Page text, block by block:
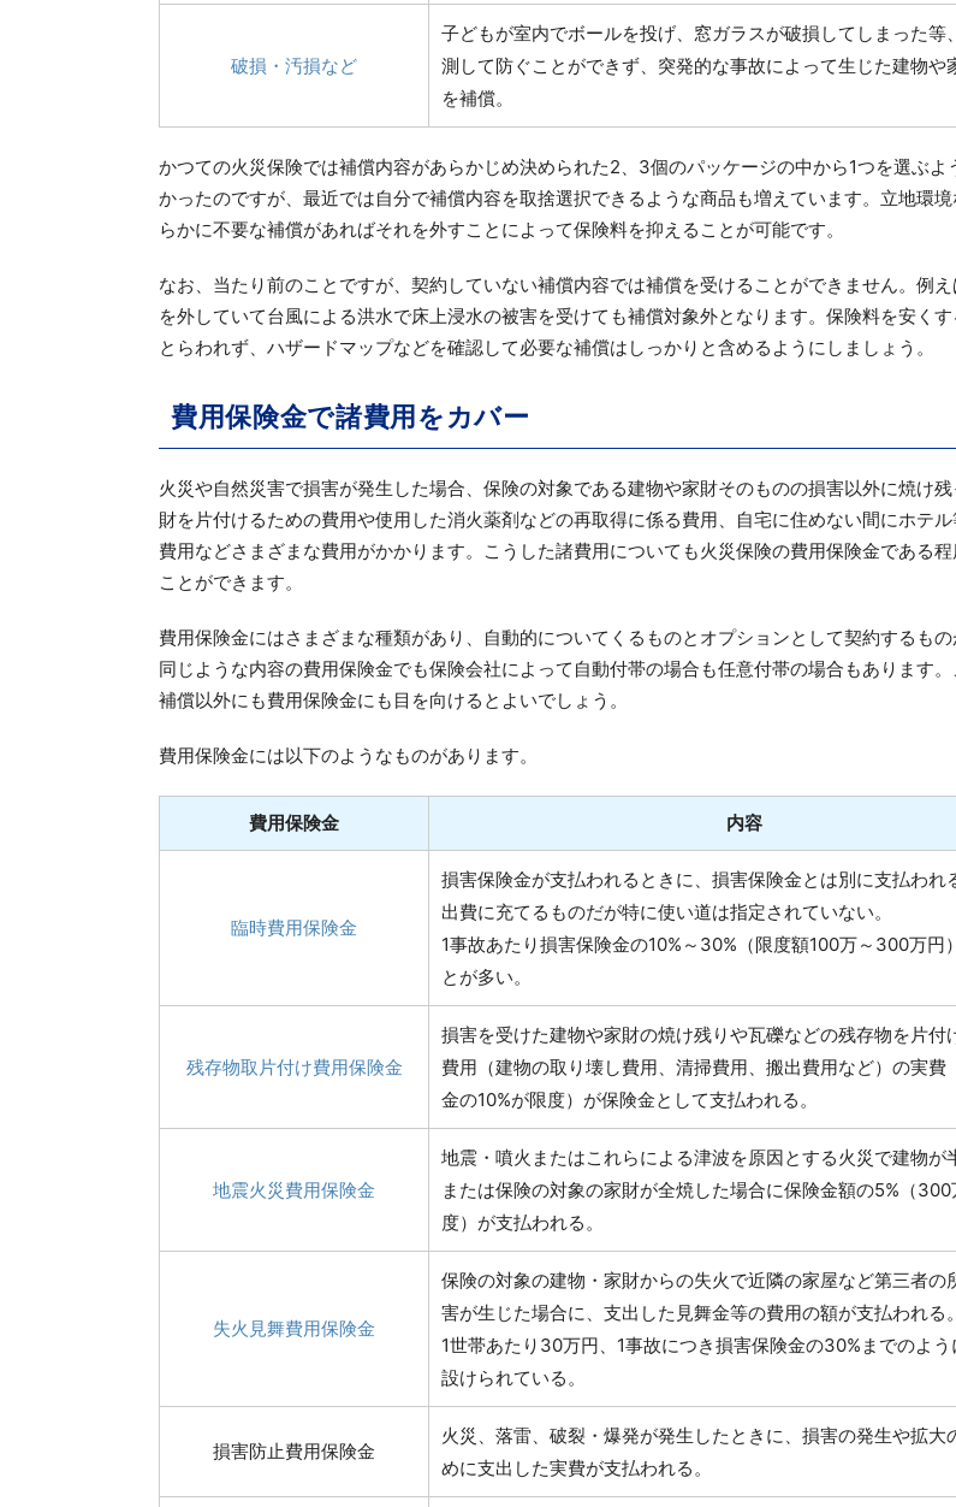
破損・汚損など
子どもが室内でボールを投げ、窓ガラスが破損してしまった等
測して防ぐことができず、突発的な事故によって生じた建物や
を補償。
かつての火災保険では補償内容があらかじめ決められた2、3個のパッケージの中から1つを選ぶよ
かったのですが、最近では自分で補償内容を取捨選択できるような商品も増えています。立地環
らかに不要な補償があればそれを外すことによって保険料を抑えることが可能です。
なお、当たり前のことですが、契約していない補償内容では補償を受けることができません。例
を外していて台風による洪水で床上浸水の被害を受けても補償対象外となります。保険料を安く
とらわれず、ハザードマップなどを確認して必要な補償はしっかりと含めるようにしましょう。
費用保険金で諸費用をカバー
火災や自然災害で損害が発生した場合、保険の対象である建物や家財そのものの損害以外に焼け
財を片付けるための費用や使用した消火薬剤などの再取得に係る費用、自宅に住めない間にホテ
費用などさまざまな費用がかかります。こうした諸費用についても火災保険の費用保険金である
ことができます。
費用保険金にはさまざまな種類があり、自動的についてくるものとオプションとして契約するもの
同じような内容の費用保険金でも保険会社によって自動付帯の場合も任意付帯の場合もあります
補償以外にも費用保険金にも目を向けるとよいでしょう。
費用保険金には以下のようなものがあります。
費用保険金 内容
臨時費用保険金
損害保険金が支払われるときに、損害保険金とは別に支払われ
出費に充てるものだが特に使い道は指定されていない。
1事故あたり損害保険金の10%～30%（限度額100万～300万円
とが多い。
残存物取片付け費用保険金
損害を受けた建物や家財の焼け残りや瓦礫などの残存物を片付
費用（建物の取り壊し費用、清掃費用、搬出費用など）の実費
金の10%が限度）が保険金として支払われる。
地震火災費用保険金
地震・噴火またはこれらによる津波を原因とする火災で建物が
または保険の対象の家財が全焼した場合に保険金額の5%（300
度）が支払われる。
失火見舞費用保険金
保険の対象の建物・家財からの失火で近隣の家屋など第三者の
害が生じた場合に、支出した見舞金等の費用の額が支払われる。
1世帯あたり30万円、1事故につき損害保険金の30%までのよ
設けられている。
損害防止費用保険金
火災、落雷、破裂・爆発が発生したときに、損害の発生や拡大
めに支出した実費が支払われる。